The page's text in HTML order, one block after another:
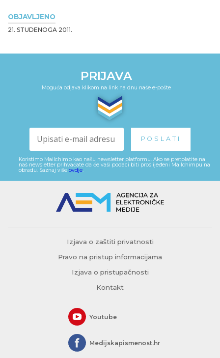
OBJAVLJENO
21. STUDENOGA 2011.
PRIJAVA
Moguća odjava klikom na link na dnu naše e-pošte
Koristimo Mailchimp kao našu newsletter platformu. Ako se pretplatite na
naš newsletter prihvaćate da će vaši podaci biti proslijeđeni Mailchimpu na
obradu. Saznaj više ovdje
Izjava o zaštiti privatnosti
Pravo na pristup informacijama
Izjava o pristupačnosti
Kontakt
Youtube
Medijskapismenost.hr